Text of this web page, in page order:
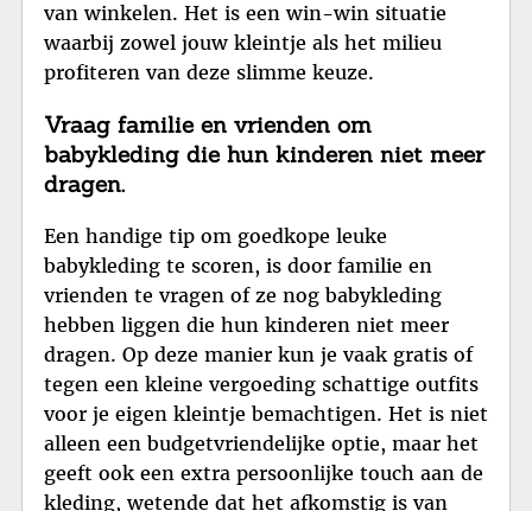
van winkelen. Het is een win-win situatie
waarbij zowel jouw kleintje als het milieu
profiteren van deze slimme keuze.
Vraag familie en vrienden om
babykleding die hun kinderen niet meer
dragen.
Een handige tip om goedkope leuke
babykleding te scoren, is door familie en
vrienden te vragen of ze nog babykleding
hebben liggen die hun kinderen niet meer
dragen. Op deze manier kun je vaak gratis of
tegen een kleine vergoeding schattige outfits
voor je eigen kleintje bemachtigen. Het is niet
alleen een budgetvriendelijke optie, maar het
geeft ook een extra persoonlijke touch aan de
kleding, wetende dat het afkomstig is van